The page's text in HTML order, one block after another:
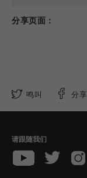
分享页面：
鸣叫 分享
请跟随我们